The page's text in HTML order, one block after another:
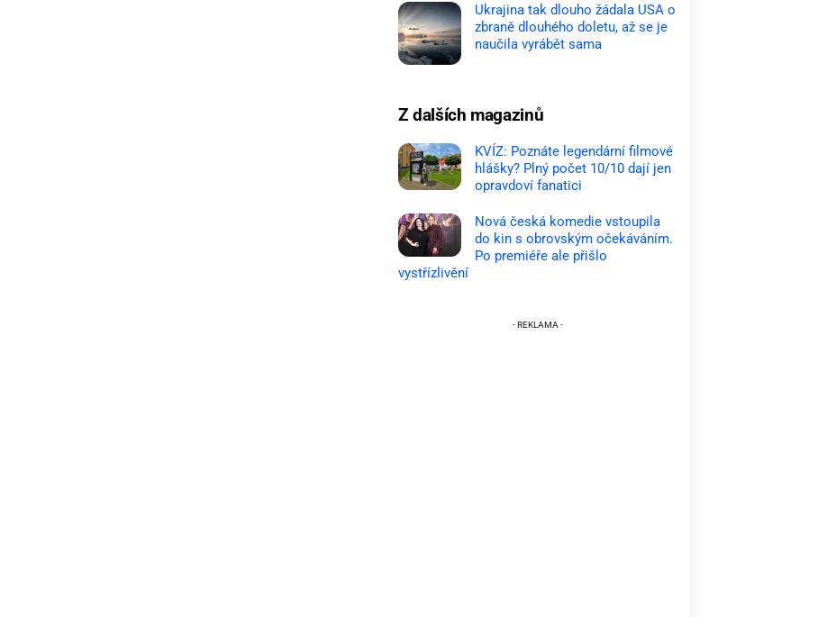
Ukrajina tak dlouho žádala USA o
zbraně dlouhého doletu, až se je
naučila vyrábět sama
Z dalších magazinů
KVÍZ: Poznáte legendární filmové
hlášky? Plný počet 10/10 dají jen
opravdoví fanatici
Nová česká komedie vstoupila
do kin s obrovským očekáváním.
Po premiéře ale přišlo
vystřízlivění